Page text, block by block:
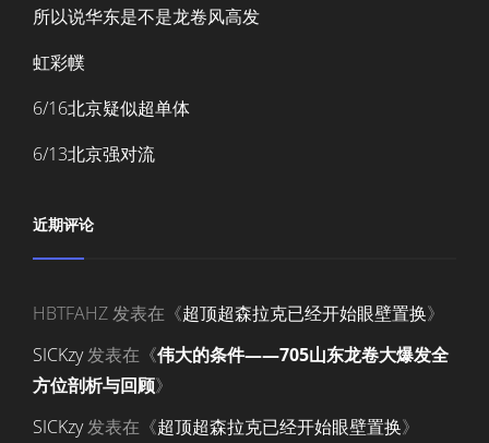
所以说华东是不是龙卷风高发
虹彩幞
6/16北京疑似超单体
6/13北京强对流
近期评论
HBTFAHZ发表在《超顶超森拉克已经开始眼壁置换》
SICKzy发表在《伟大的条件——705山东龙卷大爆发全
方位剖析与回顾》
SICKzy发表在《超顶超森拉克已经开始眼壁置换》